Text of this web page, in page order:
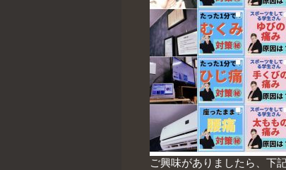
ご興味がありましたら、下